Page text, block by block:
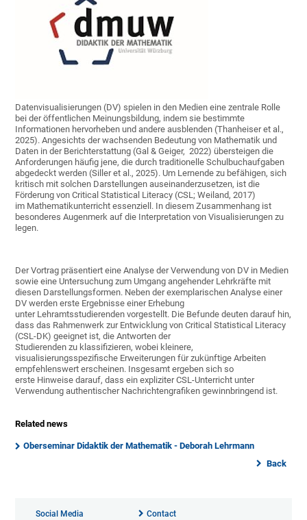
Datenvisualisierungen (DV) spielen in den Medien eine zentrale Rolle
bei der öffentlichen Meinungsbildung, indem sie bestimmte
Informationen hervorheben und andere ausblenden (Thanheiser et al.,
2025). Angesichts der wachsenden Bedeutung von Mathematik und
Daten in der Berichterstattung (Gal & Geiger, 2022) übersteigen die
Anforderungen häufig jene, die durch traditionelle Schulbuchaufgaben
abgedeckt werden (Siller et al., 2025). Um Lernende zu befähigen, sich
kritisch mit solchen Darstellungen auseinanderzusetzen, ist die
Förderung von Critical Statistical Literacy (CSL; Weiland, 2017)
im Mathematikunterricht essenziell. In diesem Zusammenhang ist
besonderes Augenmerk auf die Interpretation von Visualisierungen zu
legen.
Der Vortrag präsentiert eine Analyse der Verwendung von DV in Medien
sowie eine Untersuchung zum Umgang angehender Lehrkräfte mit
diesen Darstellungsformen. Neben der exemplarischen Analyse einer
DV werden erste Ergebnisse einer Erhebung
unter Lehramtsstudierenden vorgestellt. Die Befunde deuten darauf hin,
dass das Rahmenwerk zur Entwicklung von Critical Statistical Literacy
(CSL-DK) geeignet ist, die Antworten der
Studierenden zu klassifizieren, wobei kleinere,
visualisierungsspezifische Erweiterungen für zukünftige Arbeiten
empfehlenswert erscheinen. Insgesamt ergeben sich so
erste Hinweise darauf, dass ein expliziter CSL-Unterricht unter
Verwendung authentischer Nachrichtengrafiken gewinnbringend ist.
Related news
Oberseminar Didaktik der Mathematik - Deborah Lehrmann
Back
Social Media Contact